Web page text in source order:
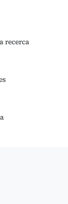
recerca